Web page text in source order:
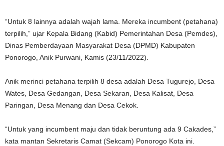
“Untuk 8 lainnya adalah wajah lama. Mereka incumbent (petahana)
terpilih,” ujar Kepala Bidang (Kabid) Pemerintahan Desa (Pemdes),
Dinas Pemberdayaan Masyarakat Desa (DPMD) Kabupaten
Ponorogo, Anik Purwani, Kamis (23/11/2022).
Anik merinci petahana terpilih 8 desa adalah Desa Tugurejo, Desa
Wates, Desa Gedangan, Desa Sekaran, Desa Kalisat, Desa
Paringan, Desa Menang dan Desa Cekok.
“Untuk yang incumbent maju dan tidak beruntung ada 9 Cakades,”
kata mantan Sekretaris Camat (Sekcam) Ponorogo Kota ini.